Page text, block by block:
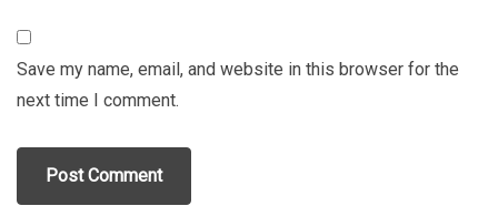
Save my name, email, and website in this browser for the
next time I comment.